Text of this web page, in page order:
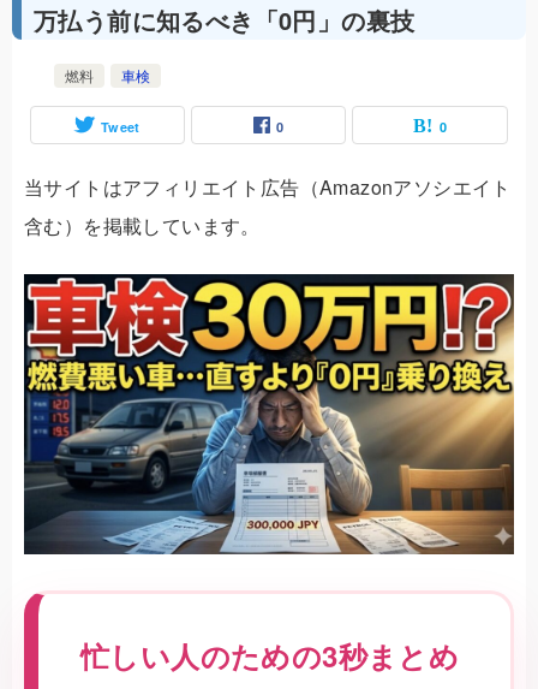
万払う前に知るべき「0円」の裏技
燃料 車検
Tweet 0 0
当サイトはアフィリエイト広告（Amazonアソシエイト
含む）を掲載しています。
忙しい人のための3秒まとめ